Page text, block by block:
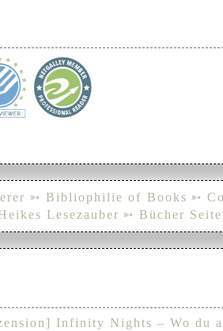
➳ Bibliophilie of Books ➳
Lesezauber ➳ Bücher
Infinity Nights – Wo du